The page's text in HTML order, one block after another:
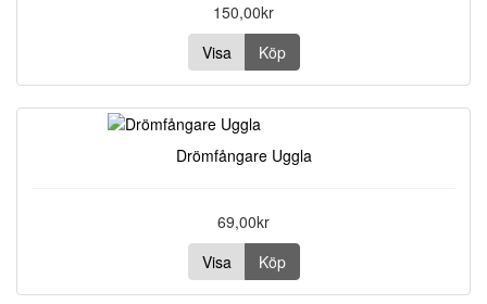
150,00kr
Visa
Köp
Drömfångare Uggla
69,00kr
Visa
Köp